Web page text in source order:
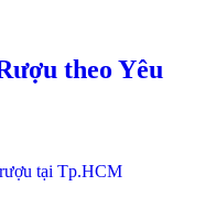
theo Yêu